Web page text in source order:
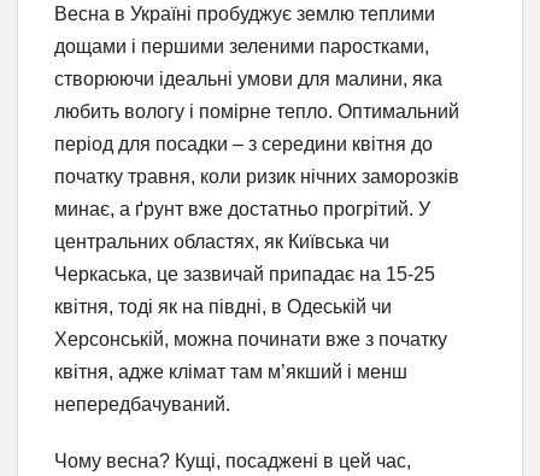
Весна в Україні пробуджує землю теплими
дощами і першими зеленими паростками,
створюючи ідеальні умови для малини, яка
любить вологу і помірне тепло. Оптимальний
період для посадки – з середини квітня до
початку травня, коли ризик нічних заморозків
минає, а ґрунт вже достатньо прогрітий. У
центральних областях, як Київська чи
Черкаська, це зазвичай припадає на 15-25
квітня, тоді як на півдні, в Одеській чи
Херсонській, можна починати вже з початку
квітня, адже клімат там м’якший і менш
непередбачуваний.
Чому весна? Кущі, посаджені в цей час,